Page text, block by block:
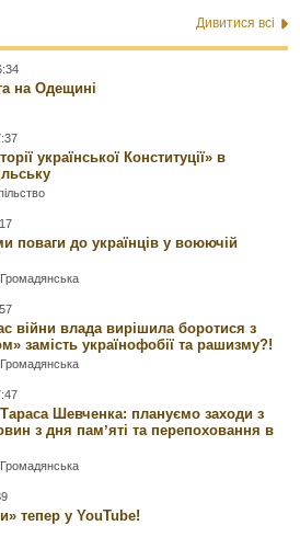
Дивитися всі
на Одещині
української Конституції» в
поваги до українців у воюючій
Громадянська
війни влада вирішила боротися з
замість українофобії та рашизму?!
Громадянська
Шевченка: плануємо заходи з
з дня памʼяті та перепоховання в
Громадянська
тепер у YouTube!